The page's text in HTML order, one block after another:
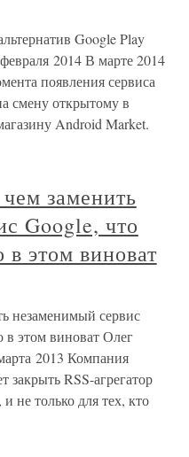
Google Play
2014 В марте 2014
появления сервиса
смену открытому в
Android Market.
заменить
Google, что
в этом виноват
незаменимый сервис
в этом виноват Олег
2013 Компания
закрыть RSS-агрегатор
не только для тех, кто